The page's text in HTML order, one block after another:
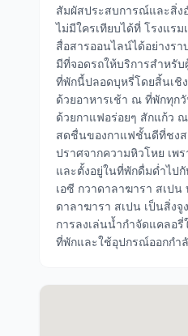
สัมผัสประสบการณ์และสิ่ง
ไม่มีใครเทียบได้ที่ โรงแร
สื่อสารออนไลน์ได้อย่างร
มีที่จอดรถให้บริการสำหรั
ที่พักนี้ปลอดบุหรี่โดยสิ้นเชิ
ด้วยอาหารเช้า ณ ที่พักทุก
ด้วยกาแฟอร่อยๆ สักแก้ว
สดชื่นของกาแฟชั้นดีที่ชง
ปราศจากความหิวโหย เพ
และตั้งอยู่ในที่พักดื่มด่ำไป
เอซี กวาดาลาฆารา สเปน
ดาลาฆารา สเปน เป็นสิ่งจู
การลงเล่นน้ำกำจัดแคลอ
ที่พักและใช้อุปกรณ์ออกกำ